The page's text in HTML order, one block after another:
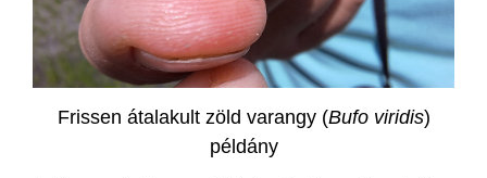
Frissen átalakult zöld varangy (Bufo viridis)
példány